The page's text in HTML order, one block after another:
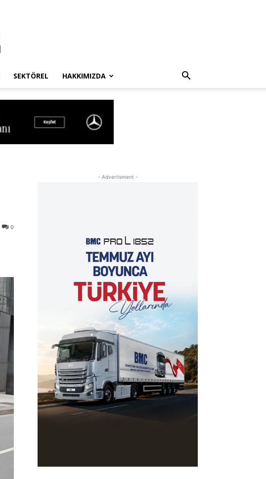
SEKTÖREL HAKKIMIZDA
0
- Advertisment -